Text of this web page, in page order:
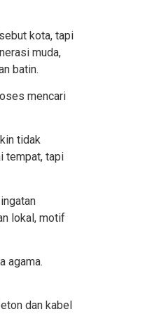
kota, tapi
muda,
batin.
mencari
tidak
tempat, tapi
lokal, motif
agama.
dan kabel